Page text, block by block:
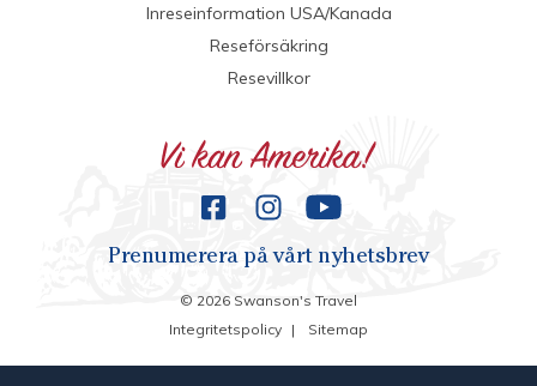
Inreseinformation USA/Kanada
Reseförsäkring
Resevillkor
Prenumerera på vårt nyhetsbrev
© 2026 Swanson's Travel
Integritetspolicy | Sitemap